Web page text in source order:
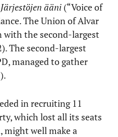
Järjestöjen ääni (“Voice of
The Union of Alvar
with the second-largest
The second-largest
managed to gather
in recruiting 11
which lost all its seats
might well make a